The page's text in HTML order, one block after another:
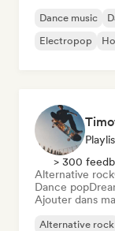
Dance music
Electropop
> 300
Alternative rock
Dance pop
Ajouter dans
Alternative rock